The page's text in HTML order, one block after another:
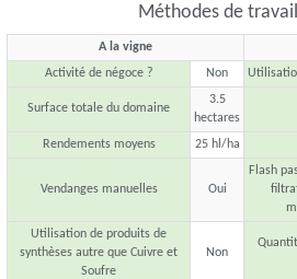
Méthodes de
A la vigne
Activité de négoce ?
Non
Surface totale du domaine
3.5
hectares
Rendements moyens 25 hl/ha
Vendanges manuelles Oui
Flash
Utilisation de produits de
synthèses autre que Cuivre et
Soufre
Non